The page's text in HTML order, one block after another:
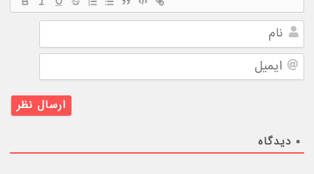
نام
ایمیل
۰ دیدگاه